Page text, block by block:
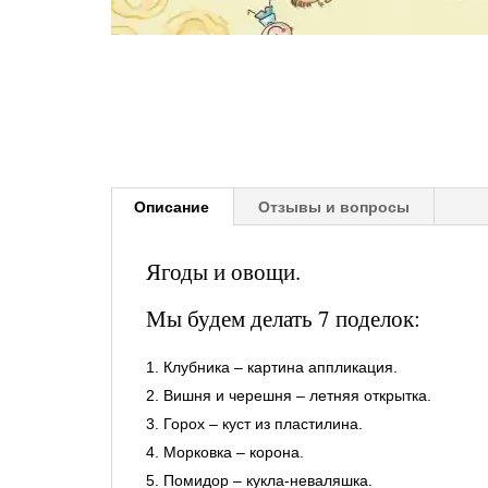
Описание Отзывы и вопросы
Ягоды и овощи.
Мы будем делать 7 поделок:
Клубника – картина аппликация.
Вишня и черешня – летняя открытка.
Горох – куст из пластилина.
Морковка – корона.
Помидор – кукла-неваляшка.